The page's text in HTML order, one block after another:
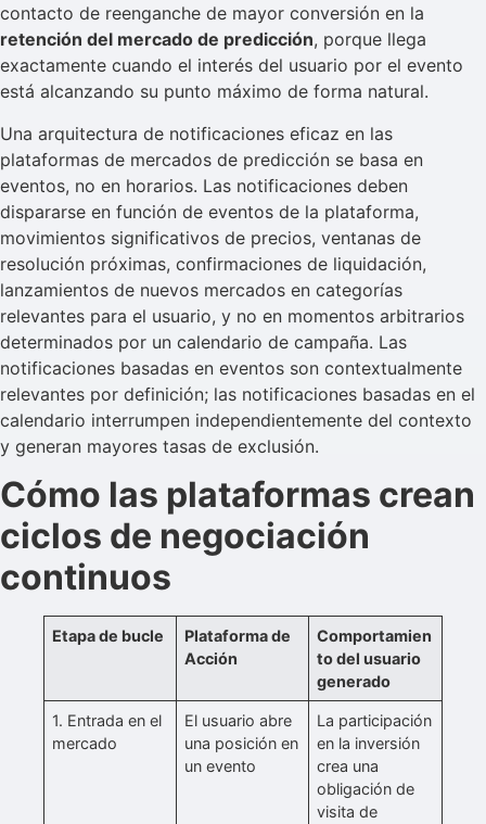
contacto de reenganche de mayor conversión en la
retención del mercado de predicción, porque llega
exactamente cuando el interés del usuario por el evento
está alcanzando su punto máximo de forma natural.
Una arquitectura de notificaciones eficaz en las
plataformas de mercados de predicción se basa en
eventos, no en horarios. Las notificaciones deben
dispararse en función de eventos de la plataforma,
movimientos significativos de precios, ventanas de
resolución próximas, confirmaciones de liquidación,
lanzamientos de nuevos mercados en categorías
relevantes para el usuario, y no en momentos arbitrarios
determinados por un calendario de campaña. Las
notificaciones basadas en eventos son contextualmente
relevantes por definición; las notificaciones basadas en el
calendario interrumpen independientemente del contexto
y generan mayores tasas de exclusión.
Cómo las plataformas crean
ciclos de negociación
continuos
Etapa de bucle
Plataforma de
Acción
Comportamien
to del usuario
generado
1. Entrada en el
mercado
El usuario abre
una posición en
un evento
La participación
en la inversión
crea una
obligación de
visita de